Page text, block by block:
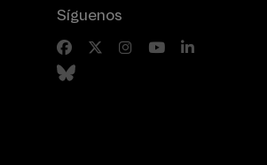
Síguenos